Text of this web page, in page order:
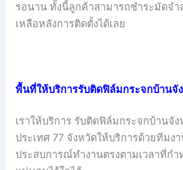
รอนาน ทั้งนี้ลูกค้าสามารถชำระมัดจ
เหลือหลังการติดตั้งได้เลย
พื้นที่ให้บริการรับติดฟิล์มกระจกบ้านจั
เราให้บริการ รับติดฟิล์มกระจกบ้านจั
ประเทศ 77 จังหวัดให้บริการด้วยทีม
ประสบการณ์ทำงานตรงตามเวลาที่ก